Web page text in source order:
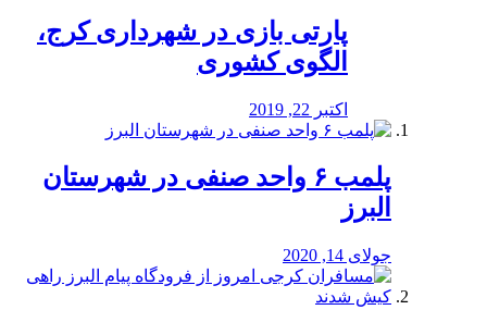
پارتی بازی در شهرداری کرج،
الگوی کشوری
اکتبر 22, 2019
پلمب ۶ واحد صنفی در شهرستان
البرز
جولای 14, 2020